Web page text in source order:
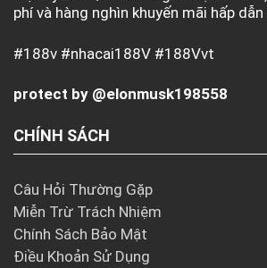
phí và hàng nghìn khuyến mãi hấp
#188v #nhacai188V #188Vvt
protect by @elonmusk198558
CHÍNH SÁCH
Câu Hỏi Thường Gặp
Miễn Trừ Trách Nhiệm
Chính Sách Bảo Mật
Điều Khoản Sử Dụng